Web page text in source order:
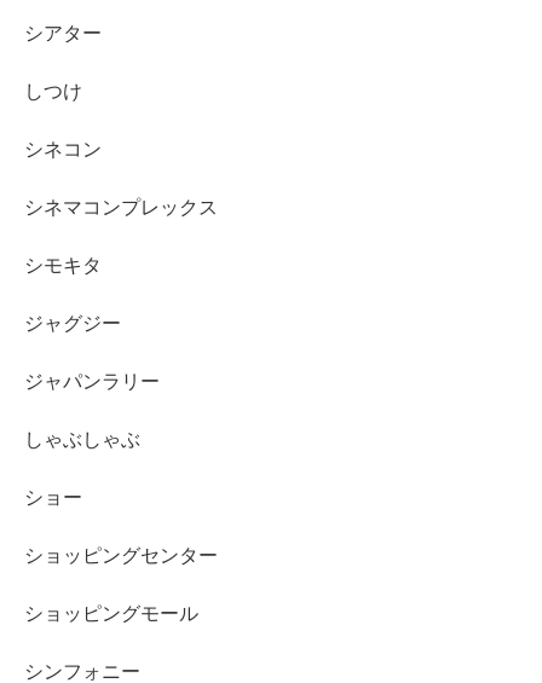
シアター
しつけ
シネコン
シネマコンプレックス
シモキタ
ジャグジー
ジャパンラリー
しゃぶしゃぶ
ショー
ショッピングセンター
ショッピングモール
シンフォニー